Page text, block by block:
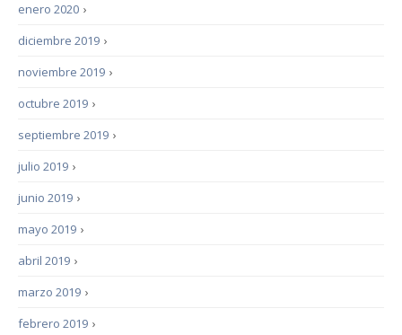
›
enero 2020
›
diciembre 2019
›
noviembre 2019
›
octubre 2019
›
septiembre 2019
›
julio 2019
›
junio 2019
›
mayo 2019
›
abril 2019
›
marzo 2019
›
febrero 2019